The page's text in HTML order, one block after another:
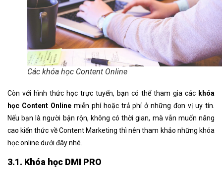
Các khóa học Content Online
Còn với hình thức học trực tuyến, bạn có thể tham gia các khóa
học Content Onlinemiễn phí hoặc trả phí ở những đơn vị uy tín.
Nếu bạn là người bận rộn, không có thời gian, mà vẫn muốn nâng
cao kiến thức về Content Marketing thì nên tham khảo những khóa
học online dưới đây nhé.
3.1. Khóa học DMI PRO